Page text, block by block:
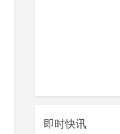
即时快讯
日，“浙